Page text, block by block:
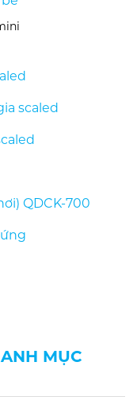
QDCK-700
MỤC